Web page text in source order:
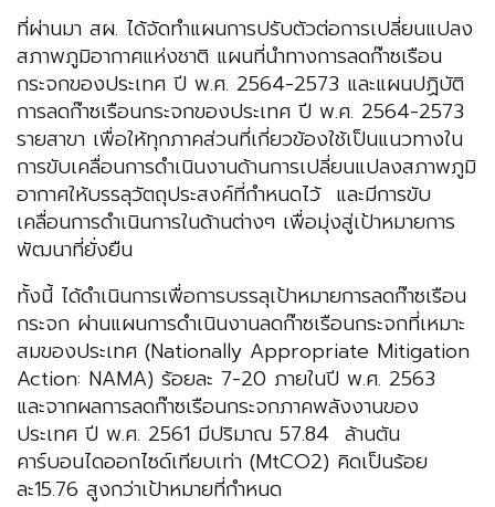
ที่ผ่านมา สผ. ได้จัดทำแผนการปรับตัวต่อการเปลี่ยนแปลง
สภาพภูมิอากาศแห่งชาติ แผนที่นำทางการลดก๊าซเรือน
กระจกของประเทศ ปี พ.ศ. 2564-2573 และแผนปฏิบัติ
การลดก๊าซเรือนกระจกของประเทศ ปี พ.ศ. 2564-2573
รายสาขา เพื่อให้ทุกภาคส่วนที่เกี่ยวข้องใช้เป็นแนวทางใน
การขับเคลื่อนการดำเนินงานด้านการเปลี่ยนแปลงสภาพภูมิ
อากาศให้บรรลุวัตถุประสงค์ที่กำหนดไว้ และมีการขับ
เคลื่อนการดำเนินการในด้านต่างๆ เพื่อมุ่งสู่เป้าหมายการ
พัฒนาที่ยั่งยืน
ทั้งนี้ ได้ดำเนินการเพื่อการบรรลุเป้าหมายการลดก๊าซเรือน
กระจก ผ่านแผนการดำเนินงานลดก๊าซเรือนกระจกที่เหมาะ
สมของประเทศ (Nationally Appropriate Mitigation
Action: NAMA) ร้อยละ 7-20 ภายในปี พ.ศ. 2563
และจากผลการลดก๊าซเรือนกระจกภาคพลังงานของ
ประเทศ ปี พ.ศ. 2561 มีปริมาณ 57.84 ล้านตัน
คาร์บอนไดออกไซด์เทียบเท่า (MtCO2) คิดเป็นร้อย
ละ15.76 สูงกว่าเป้าหมายที่กำหนด